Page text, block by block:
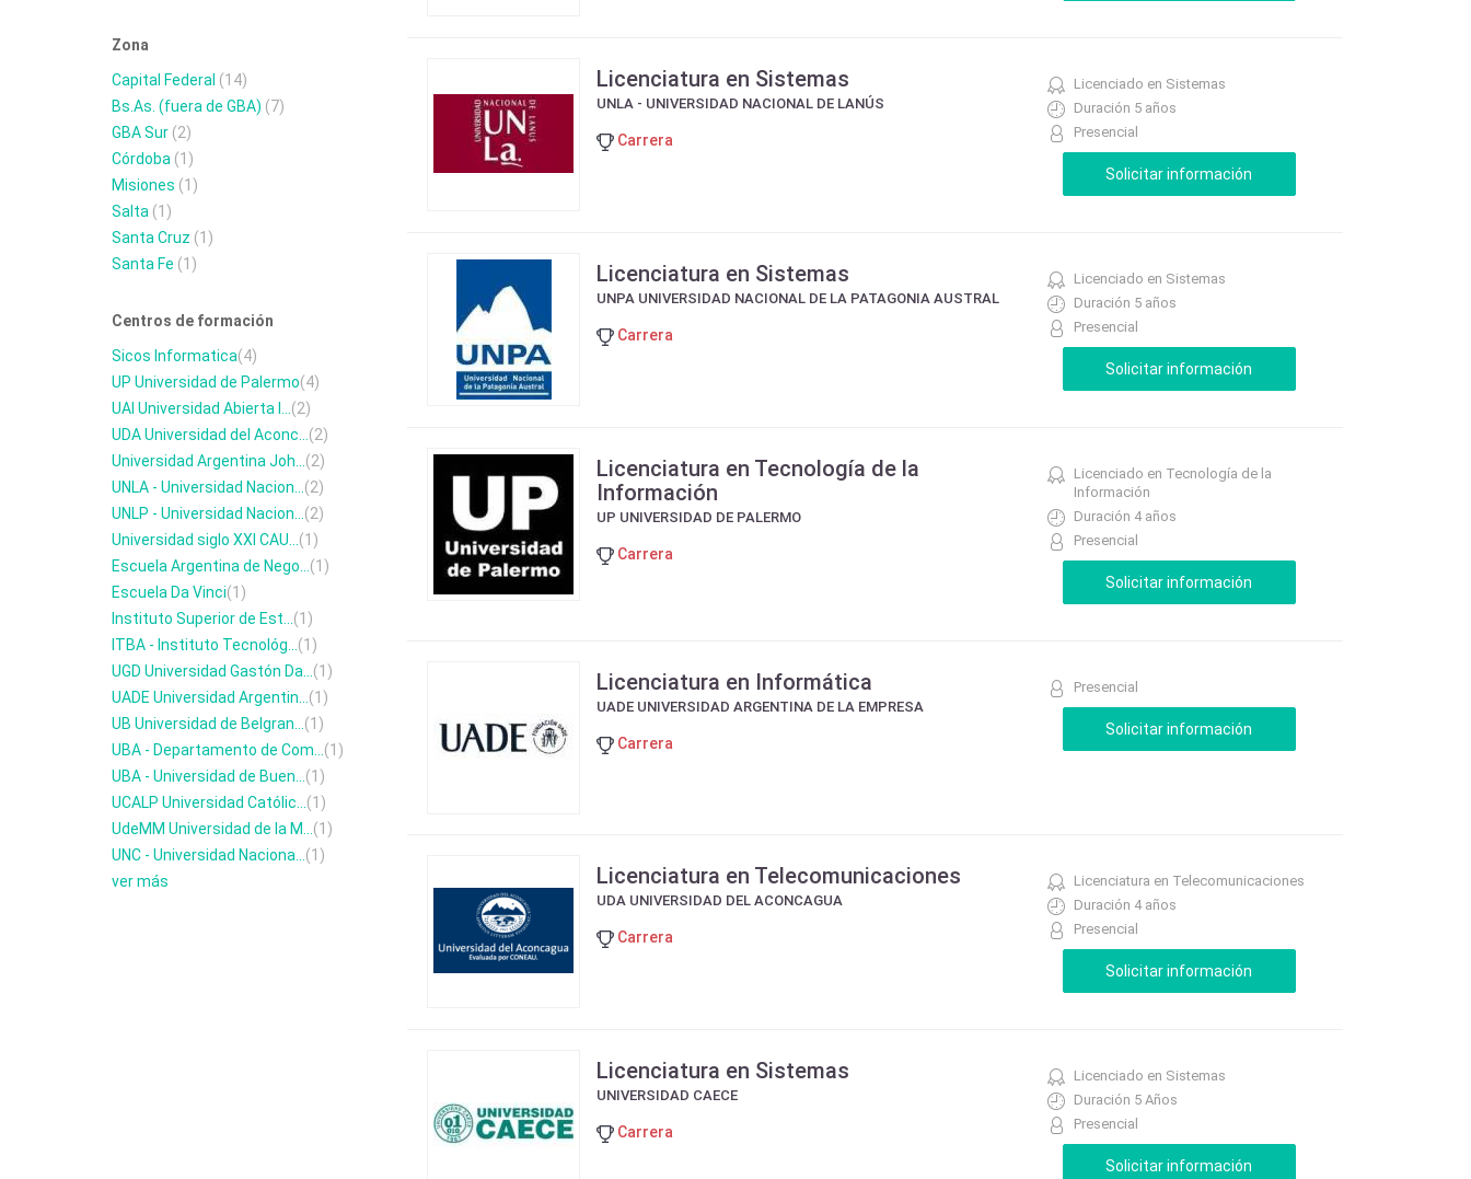
Zona
Capital Federal (14)
Bs.As. (fuera de GBA) (7)
GBA Sur (2)
Córdoba (1)
Misiones (1)
Salta (1)
Santa Cruz (1)
Santa Fe (1)
Centros de formación
Sicos Informatica(4)
UP Universidad de Palermo(4)
UAI Universidad Abierta I... (2)
UDA Universidad del Aconc... (2)
Universidad Argentina Joh... (2)
UNLA - Universidad Nacion... (2)
UNLP - Universidad Nacion... (2)
Universidad siglo XXI CAU... (1)
Escuela Argentina de Nego... (1)
Escuela Da Vinci(1)
Instituto Superior de Est... (1)
ITBA - Instituto Tecnológ... (1)
UGD Universidad Gastón Da... (1)
UADE Universidad Argentin... (1)
UB Universidad de Belgran... (1)
UBA - Departamento de Com... (1)
UBA - Universidad de Buen... (1)
UCALP Universidad Católic... (1)
UdeMM Universidad de la M... (1)
UNC - Universidad Naciona... (1)
ver más
Licenciatura en Sistemas
UNLA - UNIVERSIDAD NACIONAL DE LANÚS
Carrera
Licenciado en Sistemas
Duración 5 años
Presencial
Licenciatura en Sistemas
UNPA UNIVERSIDAD NACIONAL DE LA PATAGONIA AUSTRAL
Carrera
Licenciado en Sistemas
Duración 5 años
Presencial
Licenciatura en Tecnología de la
Información
UP UNIVERSIDAD DE PALERMO
Carrera
Licenciado en Tecnología de la
Información
Duración 4 años
Presencial
Licenciatura en Informática
UADE UNIVERSIDAD ARGENTINA DE LA EMPRESA
Carrera
Presencial
Licenciatura en Telecomunicaciones
UDA UNIVERSIDAD DEL ACONCAGUA
Carrera
Licenciatura en Telecomunicaciones
Duración 4 años
Presencial
Licenciatura en Sistemas
UNIVERSIDAD CAECE
Carrera
Licenciado en Sistemas
Duración 5 Años
Presencial